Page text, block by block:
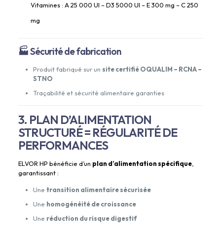
Vitamines : A 25 000 UI – D3 5000 UI – E 300 mg – C 250
mg
🏭 Sécurité de fabrication
Produit fabriqué sur un site certifié OQUALIM – RCNA –
STNO
Traçabilité et sécurité alimentaire garanties
3. PLAN D’ALIMENTATION
STRUCTURÉ = RÉGULARITÉ DE
PERFORMANCES
ELVOR HP bénéficie d’un plan d’alimentation spécifique,
garantissant :
Une transition alimentaire sécurisée
Une homogénéité de croissance
Une réduction du risque digestif